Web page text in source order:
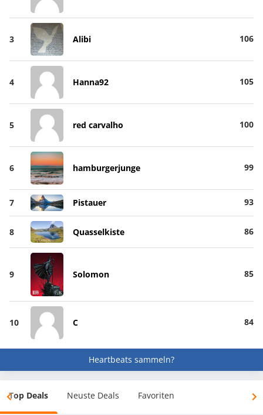
3 Alibi 106
4 Hanna92 105
5 red carvalho 100
6 hamburgerjunge 99
7 Pistauer 93
8 Quasselkiste 86
9 Solomon 85
10 C 84
Heartbeats sammeln?
Top Deals Neuste Deals Favoriten